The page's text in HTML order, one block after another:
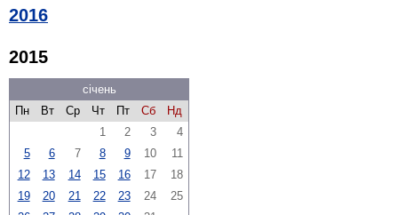
2016
2015
січень
Пн
Вт Ср Чт Пт Сб
Нд
1
2 3
4
5
6 7 8 9 10
11
12
13 14 15 16 17
18
19
20 21 22 23 24
25